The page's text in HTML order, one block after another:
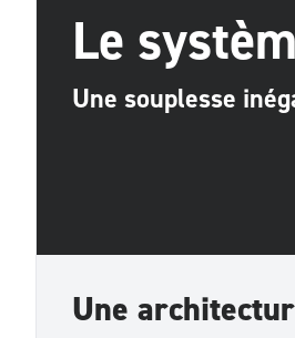
Le
Une souplesse
Une